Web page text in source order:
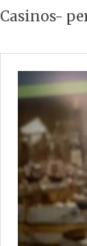
Casinos-